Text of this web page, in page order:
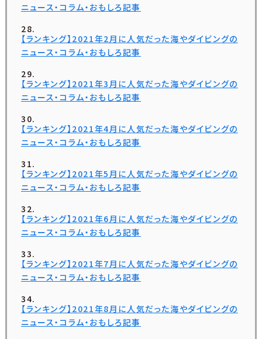
ニュース・コラム・おもしろ記事
【ランキング】2021年2月に人気だった海やダイビングの
ニュース・コラム・おもしろ記事
【ランキング】2021年3月に人気だった海やダイビングの
ニュース・コラム・おもしろ記事
【ランキング】2021年4月に人気だった海やダイビングの
ニュース・コラム・おもしろ記事
【ランキング】2021年5月に人気だった海やダイビングの
ニュース・コラム・おもしろ記事
【ランキング】2021年6月に人気だった海やダイビングの
ニュース・コラム・おもしろ記事
【ランキング】2021年7月に人気だった海やダイビングの
ニュース・コラム・おもしろ記事
【ランキング】2021年8月に人気だった海やダイビングの
ニュース・コラム・おもしろ記事